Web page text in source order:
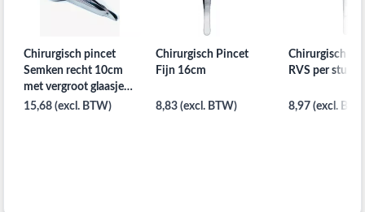
Chirurgisch pincet
Semken recht 10cm
met vergroot glaasje
per ST
15,68 (excl. BTW)
Chirurgisch Pincet
Fijn 16cm
8,83 (excl. BTW)
Chirurgisch
RVS per stuk
8,97 (excl.